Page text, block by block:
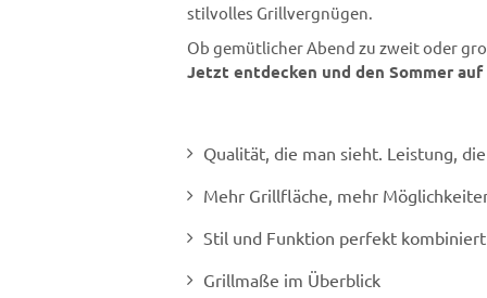
stilvolles Grillvergnügen.
Ob gemütlicher Abend zu zweit oder
Jetzt entdecken und den Sommer
Qualität, die man sieht. Leistung,
Mehr Grillfläche, mehr
Stil und Funktion perfekt kombiniert
Grillmaße im Überblick